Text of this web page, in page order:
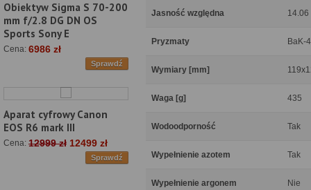
Obiektyw Sigma S 70-200
mm f/2.8 DG DN OS
Sports Sony E
Cena: 6986 zł
Sprawdź
Aparat cyfrowy Canon
EOS R6 mark III
Cena: 12999 zł 12499 zł
Sprawdź
Jasność względna 14.06
Pryzmaty BaK-
Wymiary [mm]
Waga [g] 435
Wodoodporność Tak
Wypełnienie azotem Tak
Wypełnienie argonem Nie